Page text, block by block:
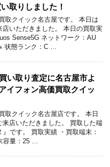
取りしました！
取クイック名古屋です。 本日は
店いただきました。 本日の買取実
Sense5G ネットワーク：AU
状態ランク：C …
い取り査定に名古屋市よ
イフォン高価買取クイッ
取クイック名古屋店です。 本日
来店いただきました。 買取した端
です。 買取実績 ・買取端末：
容量：25 …